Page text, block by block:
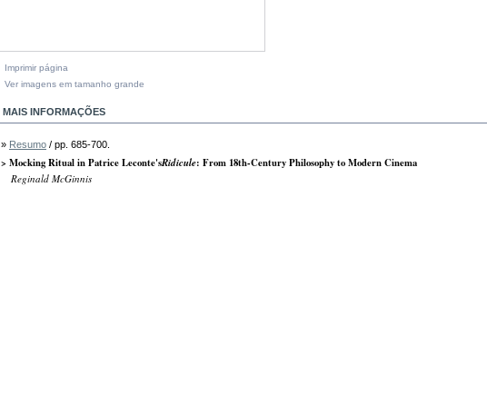
Imprimir página
Ver imagens em tamanho grande
MAIS INFORMAÇÕES
» Resumo / pp. 685-700.
> Mocking Ritual in Patrice Leconte'sRidicule: From 18th-Century Philosophy to Modern Cinema
Reginald McGinnis